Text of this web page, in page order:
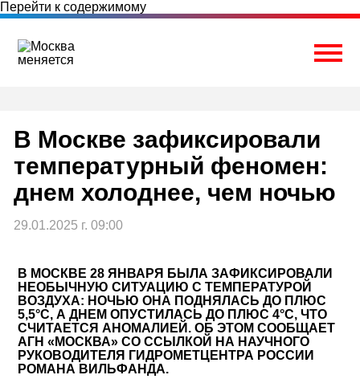
Перейти к содержимому
В Москве зафиксировали
температурный феномен:
днем холоднее, чем ночью
29.01.2025 г. 09:00
В МОСКВЕ 28 ЯНВАРЯ БЫЛА ЗАФИКСИРОВАЛИ
НЕОБЫЧНУЮ СИТУАЦИЮ С ТЕМПЕРАТУРОЙ
ВОЗДУХА: НОЧЬЮ ОНА ПОДНЯЛАСЬ ДО ПЛЮС
5,5°C, А ДНЕМ ОПУСТИЛАСЬ ДО ПЛЮС 4°C, ЧТО
СЧИТАЕТСЯ АНОМАЛИЕЙ. ОБ ЭТОМ СООБЩАЕТ
АГН «МОСКВА» СО ССЫЛКОЙ НА НАУЧНОГО
РУКОВОДИТЕЛЯ ГИДРОМЕТЦЕНТРА РОССИИ
РОМАНА ВИЛЬФАНДА.